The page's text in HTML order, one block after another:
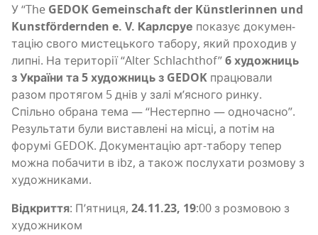
У “The GEDOK Gemeinschaft der Künstlerinnen und
Kunstfördernden e. V. Карл­сруе пока­зує доку­мен­
та­цію сво­го мисте­цько­го табо­ру, який про­хо­див у
липні. На тери­то­рії “Alter Schlachthof”6 худо­жниць
з Укра­ї­ни та 5 худо­жниць з GEDOK пра­цю­ва­ли
разом про­тя­гом 5 днів у залі м’я­сно­го ринку.
Спіль­но обра­на тема — “Нестер­пно — одно­ча­сно”.
Резуль­та­ти були вистав­ле­ні на місці, а потім на
фору­мі GEDOK. Доку­мен­та­цію арт-табо­ру тепер
можна поба­чи­ти в ibz, а також послу­ха­ти роз­мо­ву з
художниками.
Від­кри­т­тя: П’я­тни­ця, 24.11.23, 19:00 з роз­мо­вою з
художником